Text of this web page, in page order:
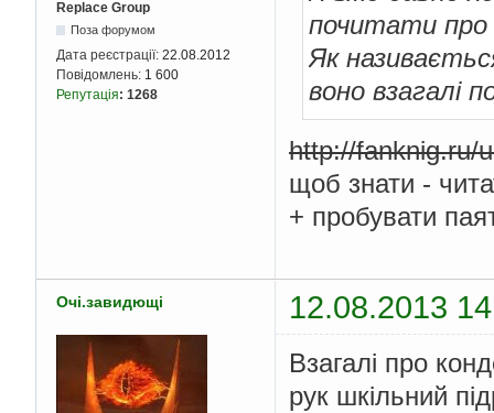
Replace Group
Поза форумом
Дата реєстрації: 22.08.2012
Повідомлень: 1 600
Репутація: 1268
почитати про
Як
воно взагалі
http://fanknig.ru/
щоб знати -
+ пробувати
Очі.завидющі 12.08.2013
Взагалі про
рук шкільний